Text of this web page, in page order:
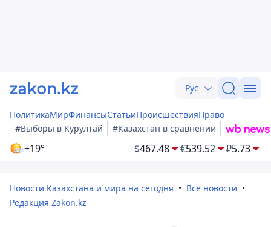
Рус
ПолитикаМирФинансыСтатьиПроисшествияПраво
#Выборы в Курултай
#Казахстан в сравнении
+19° $467.48 €539.52 ₽5.73
Новости Казахстана и мира на сегодня
Все новости
Редакция Zakon.kz